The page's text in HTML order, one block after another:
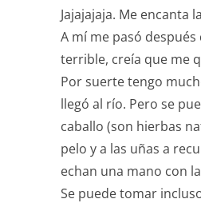
Jajajajaja. Me encanta
A mí me pasó
terrible, creía que me
Por suerte tengo
llegó al río. Pero se
caballo (son hierbas
pelo y a las uñas a
echan una mano con
Se puede tomar